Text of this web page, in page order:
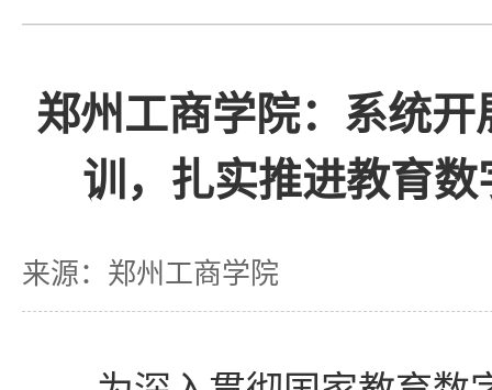
郑州工商学院：系统
训，扎实推进教育
来源：郑州工商学院